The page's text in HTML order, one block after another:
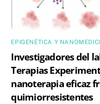
EPIGENÉTICA Y
Investigadores del
Terapias
nanoterapia eficaz
quimiorresistentes